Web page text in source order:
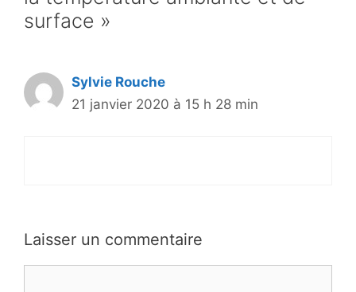
surface »
Sylvie Rouche
21 janvier 2020 à 15 h 28 min
Laisser un commentaire